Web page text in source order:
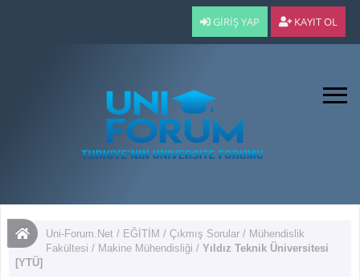
GIRIŞ YAP KAYIT OL
Uni-Forum.Net / EĞİTİM /Çıkmış Sorular / Mühendislik
Fakültesi / Makine Mühendisliği /Yıldız Teknik Üniversitesi
[YTÜ]